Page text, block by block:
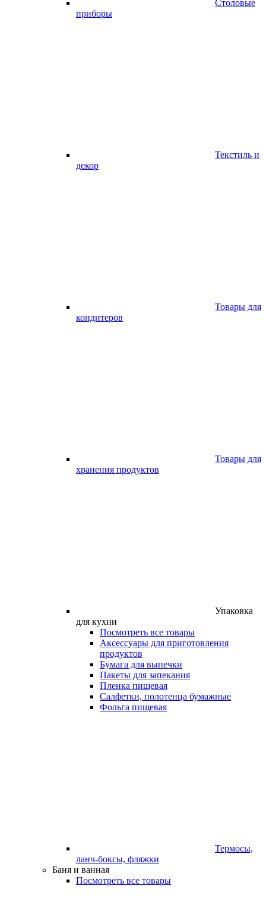
Столовые
приборы
Текстиль и
декор
Товары для
кондитеров
Товары для
хранения продуктов
Упаковка
для кухни
Посмотреть все товары
Аксессуары для приготовления
продуктов
Бумага для выпечки
Пакеты для запекания
Пленка пищевая
Салфетки, полотенца бумажные
Фольга пищевая
Термосы,
ланч-боксы, фляжки
Баня и ванная
Посмотреть все товары